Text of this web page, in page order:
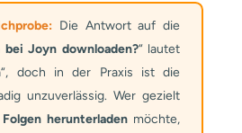
Die Antwort auf die
bei Joyn downloaden?“ lautet
doch in der Praxis ist die
unzuverlässig. Wer gezielt
herunterladenmöchte,